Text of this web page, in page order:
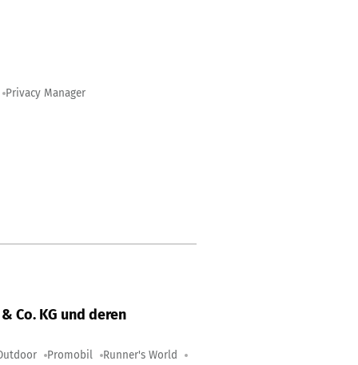
Privacy Manager
Co. KG und deren
Promobil Runner's World